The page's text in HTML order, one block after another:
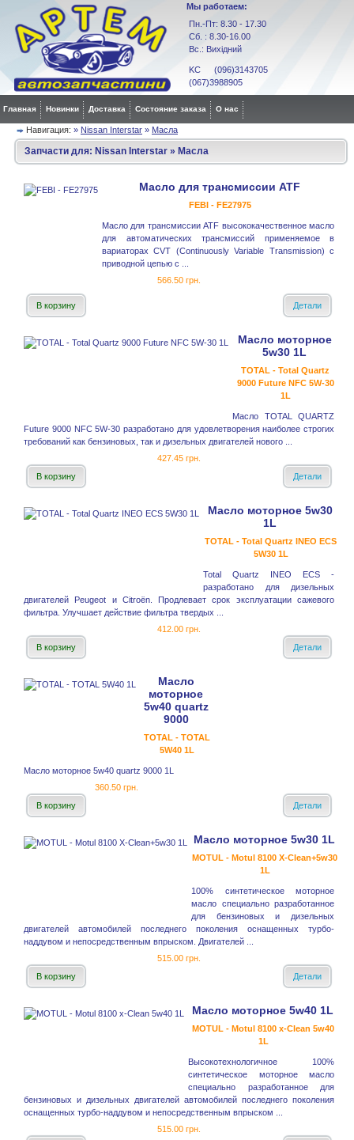
Мы работаем:
Пн.-Пт: 8.30 - 17.30
Сб. : 8.30-16.00
Вс.: Вихідний
KC (096)3143705
(067)3988905
Главная Новинки Доставка Состояние заказа О нас
Навигация: » Nissan Interstar » Масла
Запчасти для: Nissan Interstar » Масла
Масло для трансмиссии ATF
FEBI - FE27975
Масло для трансмиссии ATF высококачественное масло
для автоматических трансмиссий применяемое в
вариаторах CVT (Continuously Variable Transmission) с
приводной цепью с ...
566.50 грн.
В корзину Детали
Масло моторное
5w30 1L
TOTAL - Total Quartz
9000 Future NFC 5W-30
1L
Масло TOTAL QUARTZ
Future 9000 NFC 5W-30 разработано для удовлетворения наиболее строгих
требований как бензиновых, так и дизельных двигателей нового ...
427.45 грн.
В корзину
Детали
Масло моторное 5w30
1L
TOTAL - Total Quartz INEO ECS
5W30 1L
Total Quartz INEO ECS -
разработано для дизельных
двигателей Peugeot и Citroёn. Продлевает срок эксплуатации сажевого
фильтра. Улучшает действие фильтра твердых ...
412.00 грн.
В корзину
Детали
Масло
моторное
5w40 quartz
9000
TOTAL - TOTAL
5W40 1L
Масло моторное 5w40 quartz 9000 1L
360.50 грн.
В корзину
Детали
Масло моторное 5w30 1L
MOTUL - Motul 8100 X-Clean+5w30
1L
100% синтетическое моторное
масло специально разработанное
для бензиновых и дизельных
двигателей автомобилей последнего поколения оснащенных турбо-
наддувом и непосредственным впрыском. Двигателей ...
515.00 грн.
В корзину
Детали
Масло моторное 5w40 1L
MOTUL - Motul 8100 x-Clean 5w40
1L
Высокотехнологичное 100%
синтетическое моторное масло
специально разработанное для
бензиновых и дизельных двигателей автомобилей последнего поколения
оснащенных турбо-наддувом и непосредственным впрыском ...
515.00 грн.